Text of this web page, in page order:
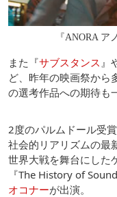
『ANORA ア
また『サブスタンス 』
ど、昨年の映画祭から
の選考作品への期待も
2度のパルムドール受
社会的リアリズムの最
世界大戦を舞台にした
『The History of
オコナーが出演。